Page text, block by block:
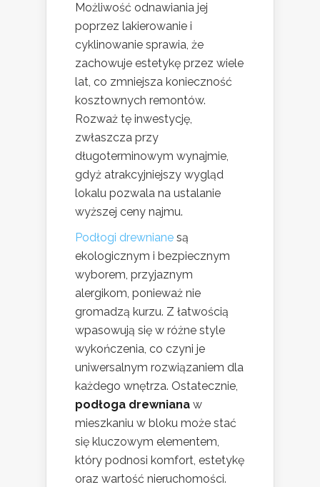
Możliwość odnawiania jej
poprzez lakierowanie i
cyklinowanie sprawia, że
zachowuje estetykę przez wiele
lat, co zmniejsza konieczność
kosztownych remontów.
Rozważ tę inwestycję,
zwłaszcza przy
długoterminowym wynajmie,
gdyż atrakcyjniejszy wygląd
lokalu pozwala na ustalanie
wyższej ceny najmu.
Podłogi drewniane są
ekologicznym i bezpiecznym
wyborem, przyjaznym
alergikom, ponieważ nie
gromadzą kurzu. Z łatwością
wpasowują się w różne style
wykończenia, co czyni je
uniwersalnym rozwiązaniem dla
każdego wnętrza. Ostatecznie,
podłoga drewniana w
mieszkaniu w bloku może stać
się kluczowym elementem,
który podnosi komfort, estetykę
oraz wartość nieruchomości.